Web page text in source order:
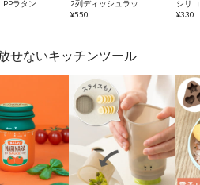
¥550 ¥330
せないキッチンツール